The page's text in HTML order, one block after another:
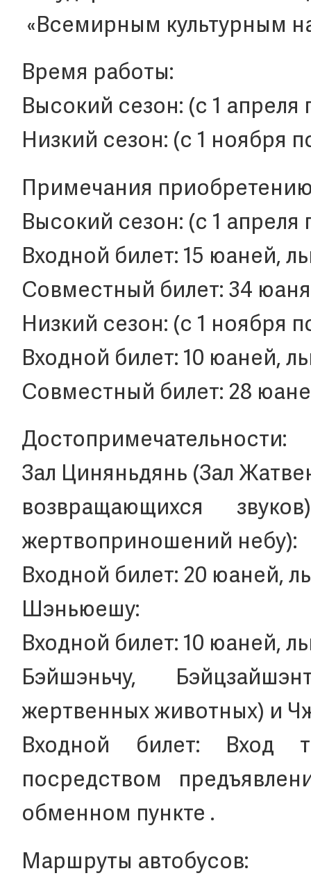
«Всемирным культурным
Время работы:
Высокий сезон: (с 1 апреля
Низкий сезон: (с 1 ноября
Примечания
Высокий сезон: (с 1 апреля
Входной билет: 15 юаней,
Совместный билет: 34
Низкий сезон: (с 1 ноября
Входной билет: 10 юаней,
Совместный билет: 28
Достопримечательности:
Зал Циняньдянь (Зал
возвращающихся
жертвоприношений небу):
Входной билет: 20 юаней,
Шэньюешу:
Входной билет: 10 юаней,
Бэйшэньчу,
жертвенных животных) и
Входной билет: Вход
посредством
обменном пункте .
Маршруты автобусов: